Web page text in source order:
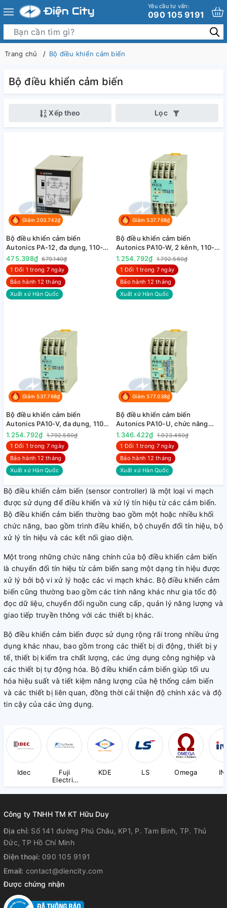
Yêu cầu tư vấn:
090 105 9191
Trang chủ Bộ điều khiển cảm biến
Bộ điều khiển cảm biến
Xếp theo Lọc
Giảm 203.742₫
Bộ điều khiển cảm biến
Autonics PA-12, đa dụng, 110-
240VAC
475.398₫ 679.140₫
1 Đổi 1 trong 7 ngày
Bảo hành 12 tháng
Xuất xứ Hàn Quốc
Giảm 537.768₫
Bộ điều khiển cảm biến
Autonics PA10-W, 2 kênh, 110-
240VAC
1.254.792₫ 1.792.560₫
1 Đổi 1 trong 7 ngày
Bảo hành 12 tháng
Xuất xứ Hàn Quốc
Giảm 537.768₫
Bộ điều khiển cảm biến
Autonics PA10-V, đa dụng, 110-
240VAC
1.254.792₫ 1.792.560₫
1 Đổi 1 trong 7 ngày
Bảo hành 12 tháng
Xuất xứ Hàn Quốc
Giảm 577.038₫
Bộ điều khiển cảm biến
Autonics PA10-U, chức năng
cao, 110-240VAC
1.346.422₫ 1.923.460₫
1 Đổi 1 trong 7 ngày
Bảo hành 12 tháng
Xuất xứ Hàn Quốc
Bộ điều khiển cảm biến (sensor controller) là một loại vi mạch
được sử dụng để điều khiển và xử lý tín hiệu từ các cảm biến.
Bộ điều khiển cảm biến thường bao gồm một hoặc nhiều khối
chức năng, bao gồm trình điều khiển, bộ chuyển đổi tín hiệu, bộ
xử lý tín hiệu và các kết nối giao diện.
Một trong những chức năng chính của bộ điều khiển cảm biến
là chuyển đổi tín hiệu từ cảm biến sang một dạng tín hiệu được
xử lý bởi bộ vi xử lý hoặc các vi mạch khác. Bộ điều khiển cảm
biến cũng thường bao gồm các tính năng khác như gia tốc độ
đọc dữ liệu, chuyển đổi nguồn cung cấp, quản lý năng lượng và
giao tiếp truyền thông với các thiết bị khác.
Bộ điều khiển cảm biến được sử dụng rộng rãi trong nhiều ứng
dụng khác nhau, bao gồm trong các thiết bị di động, thiết bị y
tế, thiết bị kiểm tra chất lượng, các ứng dụng công nghiệp và
các thiết bị tự động hóa. Bộ điều khiển cảm biến giúp tối ưu
hóa hiệu suất và tiết kiệm năng lượng của hệ thống cảm biến
và các thiết bị liên quan, đồng thời cải thiện độ chính xác và độ
tin cậy của các ứng dụng.
Idec
Fuji
Electric
(ED&C)
KDE LS Omega
Công ty TNHH TM KT Hữu Duy
Địa chỉ: Số 141 đường Phú Châu, KP1, P. Tam Bình, TP. Thủ
Đức, TP Hồ Chí Minh
Điện thoại: 090 105 9191
Email: contact@diencity.com
Được chứng nhận